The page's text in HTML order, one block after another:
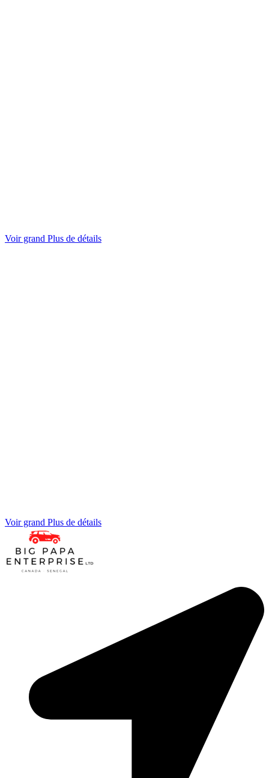
Voir grand Plus de détails
Voir grand Plus de détails